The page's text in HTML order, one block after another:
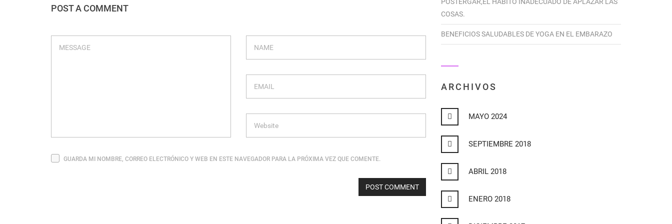
POST A COMMENT
GUARDA MI NOMBRE, CORREO ELECTRÓNICO Y WEB EN ESTE NAVEGADOR PARA LA PRÓXIMA VEZ QUE COMENTE.
COSAS.
BENEFICIOS SALUDABLES DE YOGA EN EL EMBARAZO
ARCHIVOS
MAYO 2024
SEPTIEMBRE 2018
ABRIL 2018
ENERO 2018